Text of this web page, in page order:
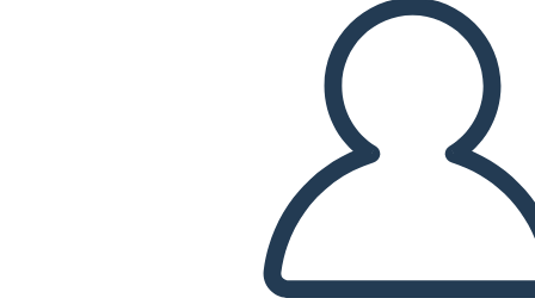
SUKURTI SIUŽETINĘ LENTĄ
PALEISTI SKAIDRIŲ DEMONSTRACIJĄ
SKAITYK MAN